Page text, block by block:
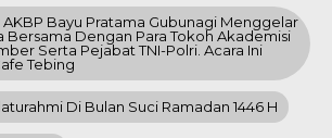
Bayu Pratama Gubunagi Menggelar
Bersama Dengan Para Tokoh Akademisi
Serta Pejabat TNI-Polri. Acara Ini
Tebing
Di Bulan Suci Ramadan 1446 H